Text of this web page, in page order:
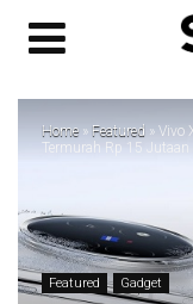
Home » Featured » Vivo
Termurah Rp 15 Jutaan
Featured Gadget